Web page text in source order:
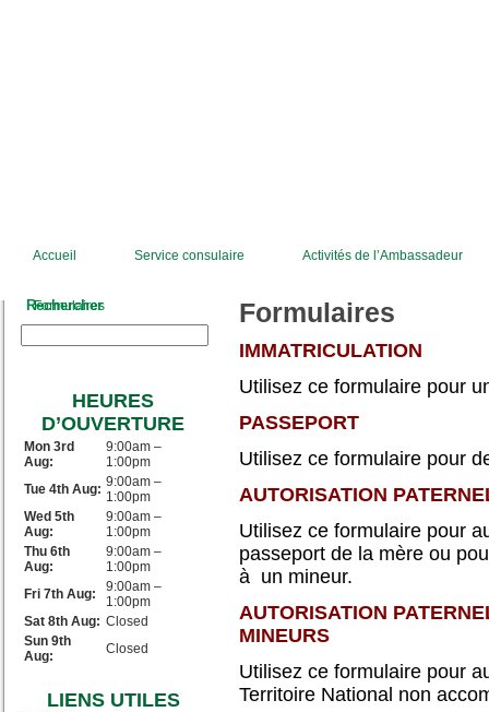
Accueil Service consulaire Activités de l’Ambassadeur
Formulaires
Rechercher
HEURES
D’OUVERTURE
Mon 3rd
Aug:
9:00am –
1:00pm
Tue 4th Aug: 9:00am –
1:00pm
Wed 5th
Aug:
9:00am –
1:00pm
Thu 6th
Aug:
9:00am –
1:00pm
Fri 7th Aug:
9:00am –
1:00pm
Sat 8th Aug: Closed
Sun 9th
Aug:
Closed
LIENS UTILES
Formulaires
IMMATRICULATION
Utilisez ce formulaire pour
PASSEPORT
Utilisez ce formulaire pour
AUTORISATION
Utilisez ce formulaire pour
passeport de la mère ou
à un mineur.
AUTORISATION
MINEURS
Utilisez ce formulaire pour
Territoire National non